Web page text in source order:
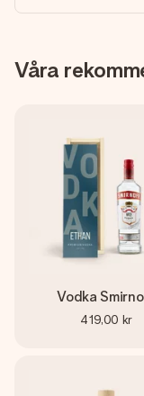
Våra
Vodka
419,00 kr